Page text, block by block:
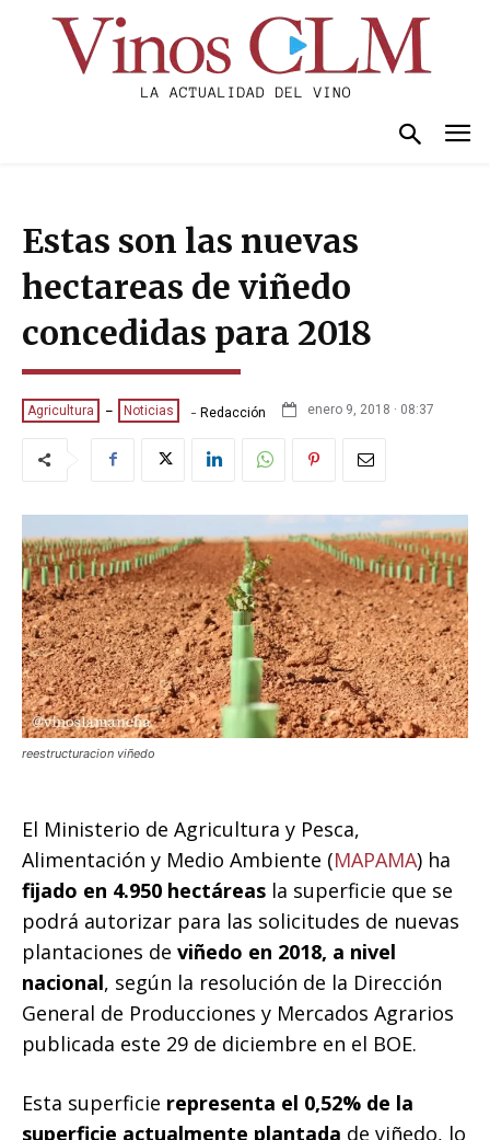
Estas son las nuevas
hectareas de viñedo
concedidas para 2018
Agricultura Noticias - Redacción enero 9, 2018 · 08:37
reestructuracion viñedo
El Ministerio de Agricultura y Pesca,
Alimentación y Medio Ambiente (MAPAMA) ha
fijado en 4.950 hectáreas la superficie que se
podrá autorizar para las solicitudes de nuevas
plantaciones de viñedo en 2018, a nivel
nacional, según la resolución de la Dirección
General de Producciones y Mercados Agrarios
publicada este 29 de diciembre en el BOE.
Esta superficie representa el 0,52% de la
superficie actualmente plantada de viñedo, lo